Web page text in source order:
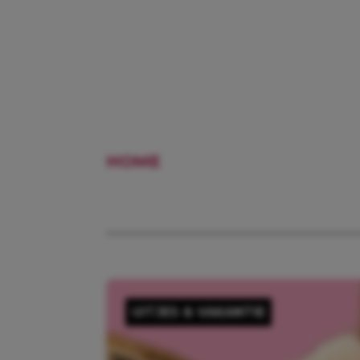
HOME
UITJES & VAKANTIE